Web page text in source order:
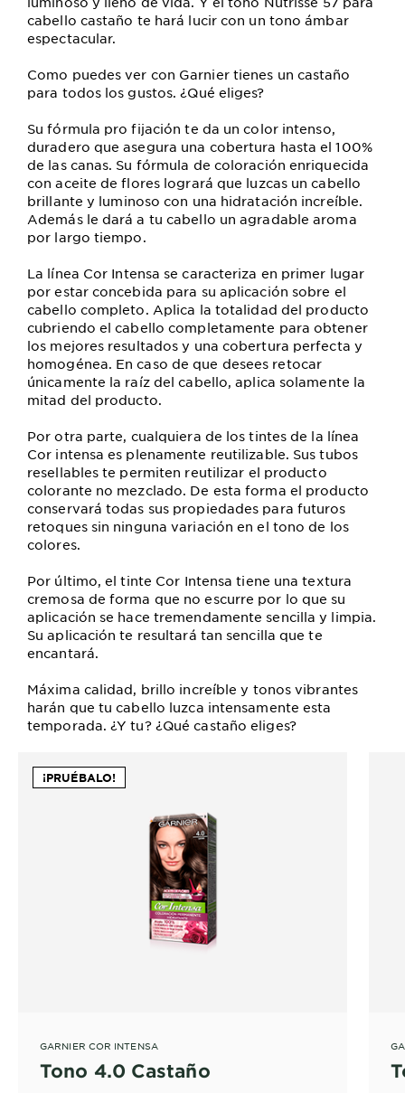
cabello castaño te hará lucir con un tono ámbar
espectacular.
Como puedes ver con Garnier tienes un castaño
para todos los gustos. ¿Qué eliges?
Su fórmula pro fijación te da un color intenso,
duradero que asegura una cobertura hasta el 100%
de las canas. Su fórmula de coloración enriquecida
con aceite de flores logrará que luzcas un cabello
brillante y luminoso con una hidratación increíble.
Además le dará a tu cabello un agradable aroma
por largo tiempo.
La línea Cor Intensa se caracteriza en primer lugar
por estar concebida para su aplicación sobre el
cabello completo. Aplica la totalidad del producto
cubriendo el cabello completamente para obtener
los mejores resultados y una cobertura perfecta y
homogénea. En caso de que desees retocar
únicamente la raíz del cabello, aplica solamente la
mitad del producto.
Por otra parte, cualquiera de los tintes de la línea
Cor intensa es plenamente reutilizable. Sus tubos
resellables te permiten reutilizar el producto
colorante no mezclado. De esta forma el producto
conservará todas sus propiedades para futuros
retoques sin ninguna variación en el tono de los
colores.
Por último, el tinte Cor Intensa tiene una textura
cremosa de forma que no escurre por lo que su
aplicación se hace tremendamente sencilla y limpia.
Su aplicación te resultará tan sencilla que te
encantará.
Máxima calidad, brillo increíble y tonos vibrantes
harán que tu cabello luzca intensamente esta
temporada. ¿Y tu? ¿Qué castaño eliges?
¡PRUÉBALO!
GARNIER COR INTENSA
Tono 4.0 Castaño